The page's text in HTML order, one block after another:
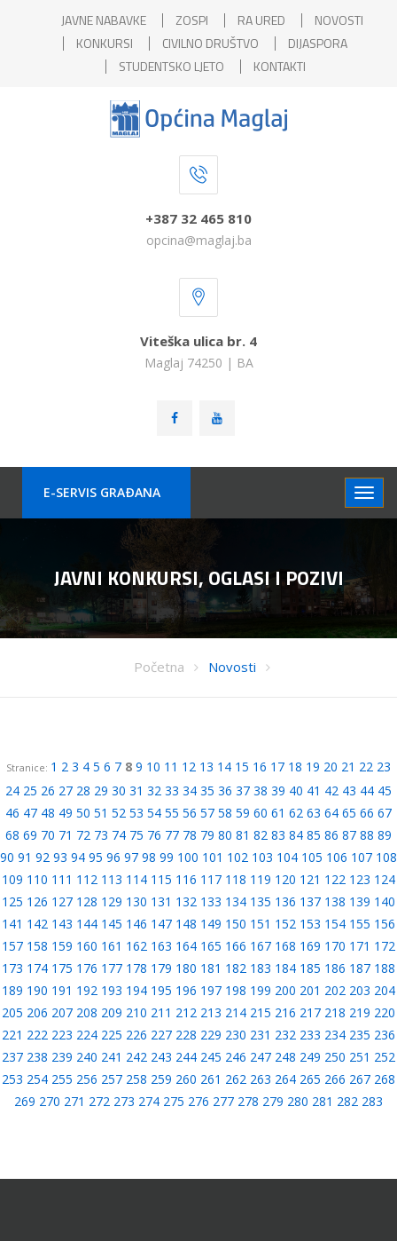
JAVNE NABAVKE ZOSPI RA URED
NOVOSTI
KONKURSI
CIVILNO DRUŠTVO
DIJASPORA
STUDENTSKO LJETO
KONTAKTI
+387 32 465 810
opcina@maglaj.ba
Viteška ulica br. 4
Maglaj 74250 | BA
E-SERVIS GRAÐANA
JAVNI KONKURSI, OGLASI I POZIVI
Početna Novosti
Stranice: 1 2 3 4 5 6 7 8 9 10 11 12 13 14 15 16 17 18 19 20 21 22 23
24 25 26 27 28 29 30 31 32 33 34 35 36 37 38 39 40 41 42 43 44 45
46 47 48 49 50 51 52 53 54 55 56 57 58 59 60 61 62 63 64 65 66 67
68 69 70 71 72 73 74 75 76 77 78 79 80 81 82 83 84 85 86 87 88 89
90 91 92 93 94 95 96 97 98 99 100 101 102 103 104 105 106 107 108
109 110 111 112 113 114 115 116 117 118 119 120 121 122 123 124
125 126 127 128 129 130 131 132 133 134 135 136 137 138 139 140
141 142 143 144 145 146 147 148 149 150 151 152 153 154 155 156
157 158 159 160 161 162 163 164 165 166 167 168 169 170 171 172
173 174 175 176 177 178 179 180 181 182 183 184 185 186 187 188
189 190 191 192 193 194 195 196 197 198 199 200 201 202 203 204
205 206 207 208 209 210 211 212 213 214 215 216 217 218 219 220
221 222 223 224 225 226 227 228 229 230 231 232 233 234 235 236
237 238 239 240 241 242 243 244 245 246 247 248 249 250 251 252
253 254 255 256 257 258 259 260 261 262 263 264 265 266 267 268
269 270 271 272 273 274 275 276 277 278 279 280 281 282 283